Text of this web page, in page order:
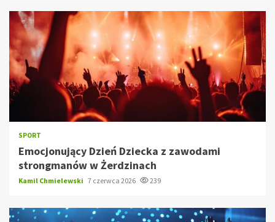
SPORT
Emocjonujący Dzień Dziecka z zawodami
strongmanów w Żerdzinach
Kamil Chmielewski 7 czerwca 2026 239